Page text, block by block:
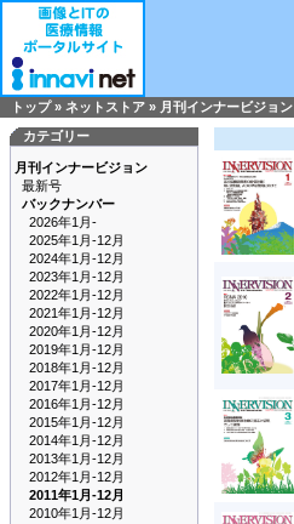
トップ» ネットストア » 月刊インナービジョン
カテゴリー
月刊インナービジョン
最新号
バックナンバー
2026年1月-
2025年1月-12月
2024年1月-12月
2023年1月-12月
2022年1月-12月
2021年1月-12月
2020年1月-12月
2019年1月-12月
2018年1月-12月
2017年1月-12月
2016年1月-12月
2015年1月-12月
2014年1月-12月
2013年1月-12月
2012年1月-12月
2011年1月-12月
2010年1月-12月